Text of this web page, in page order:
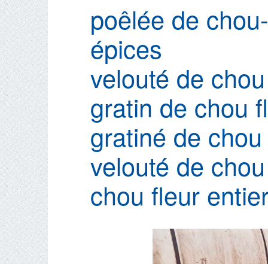
poêlée de
épices
velouté de
gratin de chou
gratiné de
velouté de
chou fleur